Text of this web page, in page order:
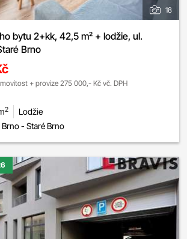
18
bytu 2+kk, 42,5 m² + lodžie, ul.
Brno
+ provize 275 000,- Kč vč. DPH
2
Lodžie
- Staré Brno